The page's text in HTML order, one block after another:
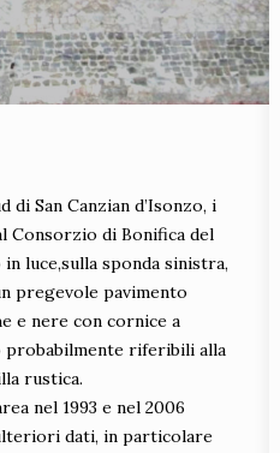
di San Canzian d’Isonzo, i
Consorzio di Bonifica del
luce,sulla sponda sinistra,
pregevole pavimento
e nere con cornice a
probabilmente riferibili alla
rustica.
nel 1993 e nel 2006
dati, in particolare